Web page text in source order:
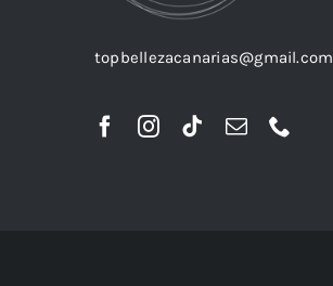
topbellezacanarias@gmail.com